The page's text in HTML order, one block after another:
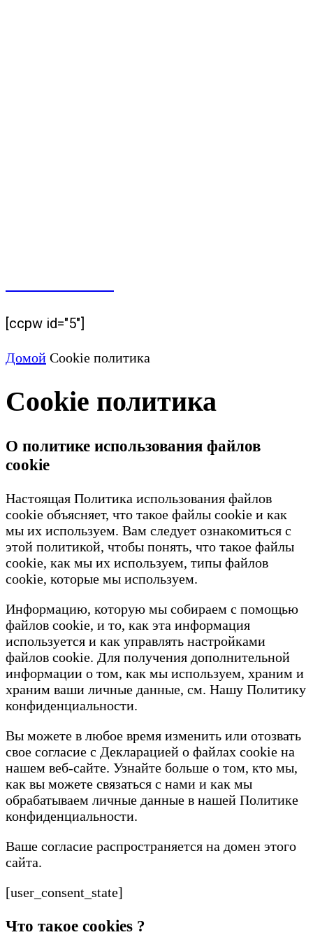
[ccpw id="5"]
Домой Cookie политика
Cookie политика
О политике использования файлов
cookie
Настоящая Политика использования файлов
cookie объясняет, что такое файлы cookie и как
мы их используем. Вам следует ознакомиться с
этой политикой, чтобы понять, что такое файлы
cookie, как мы их используем, типы файлов
cookie, которые мы используем.
Информацию, которую мы собираем с помощью
файлов cookie, и то, как эта информация
используется и как управлять настройками
файлов cookie. Для получения дополнительной
информации о том, как мы используем, храним и
храним ваши личные данные, см. Нашу Политику
конфиденциальности.
Вы можете в любое время изменить или отозвать
свое согласие с Декларацией о файлах cookie на
нашем веб-сайте. Узнайте больше о том, кто мы,
как вы можете связаться с нами и как мы
обрабатываем личные данные в нашей Политике
конфиденциальности.
Ваше согласие распространяется на домен этого
сайта.
[user_consent_state]
Что такое cookies ?